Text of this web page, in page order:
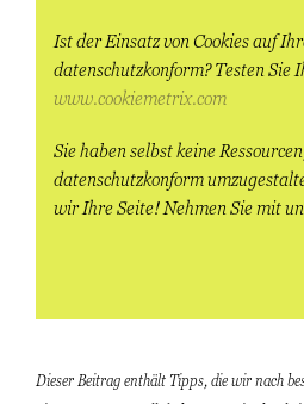
Ist der Einsatz von Cookies auf
datenschutzkonform? Testen Sie
www.cookiemetrix.com
Sie haben selbst keine
datenschutzkonform
wir Ihre Seite! Nehmen Sie mit
Dieser Beitrag enthält Tipps, die wir nach